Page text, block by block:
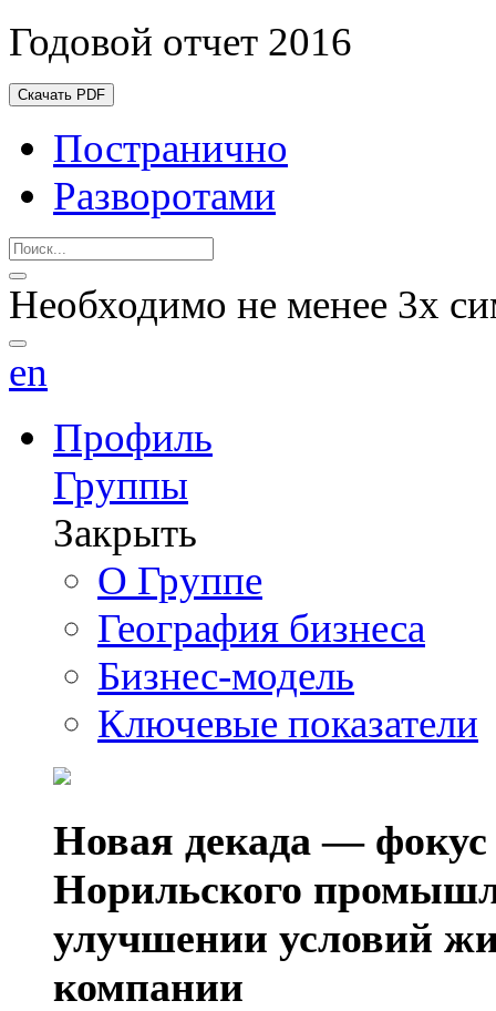
Годовой отчет 2016
Скачать PDF
Постранично
Разворотами
Необходимо не менее 3х
en
Профиль
Группы
Закрыть
О Группе
География бизнеса
Бизнес-модель
Ключевые показатели
Новая декада — фокус
Норильского
улучшении условий
компании